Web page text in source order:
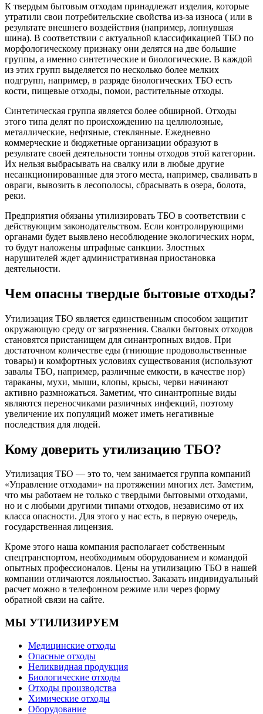
К твердым бытовым отходам принадлежат изделия, которые
утратили свои потребительские свойства из-за износа ( или в
результате внешнего воздействия (например, лопнувшая
шина). В соответствии с актуальной классификацией ТБО по
морфологическому признаку они делятся на две большие
группы, а именно синтетические и биологические. В каждой
из этих групп выделяется по несколько более мелких
подгрупп, например, в разряде биологических ТБО есть
кости, пищевые отходы, помои, растительные отходы.
Синтетическая группа является более обширной. Отходы
этого типа делят по происхождению на целлюлозные,
металлические, нефтяные, стеклянные. Ежедневно
коммерческие и бюджетные организации образуют в
результате своей деятельности тонны отходов этой категории.
Их нельзя выбрасывать на свалку или в любые другие
несанкционированные для этого места, например, сваливать в
овраги, вывозить в лесополосы, сбрасывать в озера, болота,
реки.
Предприятия обязаны утилизировать ТБО в соответствии с
действующим законодательством. Если контролирующими
органами будет выявлено несоблюдение экологических норм,
то будут наложены штрафные санкции. Злостных
нарушителей ждет административная приостановка
деятельности.
Чем опасны твердые бытовые отходы?
Утилизация ТБО является единственным способом защитит
окружающую среду от загрязнения. Свалки бытовых отходов
становятся пристанищем для синантропных видов. При
достаточном количестве еды (гниющие продовольственные
товары) и комфортных условиях существования (используют
завалы ТБО, например, различные емкости, в качестве нор)
тараканы, мухи, мыши, клопы, крысы, черви начинают
активно размножаться. Заметим, что синантропные виды
являются переносчиками различных инфекций, поэтому
увеличение их популяций может иметь негативные
последствия для людей.
Кому доверить утилизацию ТБО?
Утилизация ТБО — это то, чем занимается группа компаний
«Управление отходами» на протяжении многих лет. Заметим,
что мы работаем не только с твердыми бытовыми отходами,
но и с любыми другими типами отходов, независимо от их
класса опасности. Для этого у нас есть, в первую очередь,
государственная лицензия.
Кроме этого наша компания располагает собственным
спецтранспортом, необходимым оборудованием и командой
опытных профессионалов. Цены на утилизацию ТБО в нашей
компании отличаются лояльностью. Заказать индивидуальный
расчет можно в телефонном режиме или через форму
обратной связи на сайте.
МЫ УТИЛИЗИРУЕМ
Медицинские отходы
Опасные отходы
Неликвидная продукция
Биологические отходы
Отходы производства
Химические отходы
Оборудование